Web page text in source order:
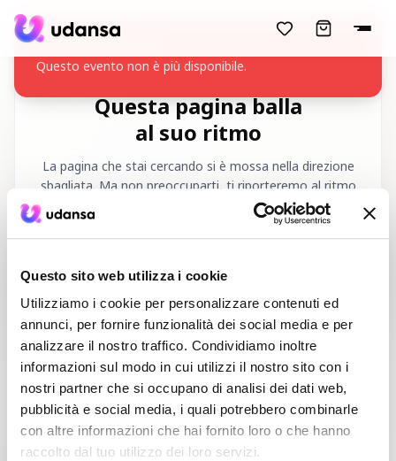
Questo sito web utilizza i cookie
Utilizziamo i cookie per personalizzare contenuti ed
annunci, per fornire funzionalità dei social media e per
analizzare il nostro traffico. Condividiamo inoltre
informazioni sul modo in cui utilizzi il nostro sito con i
nostri partner che si occupano di analisi dei dati web,
pubblicità e social media, i quali potrebbero combinarle
con altre informazioni che hai fornito loro o che hanno
raccolto dal tuo utilizzo dei loro servizi.
accessibility.skipToMainContent
Evento non trovato
Questo evento non è più disponibile.
Questa pagina balla
al suo ritmo
La pagina che stai cercando si è mossa nella direzione
sbagliata. Ma non preoccuparti, ti riporteremo al ritmo
Home Corsi di danza